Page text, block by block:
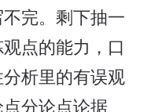
完。剩下抽一
点的能力，口
析里的有误观
分论点论据